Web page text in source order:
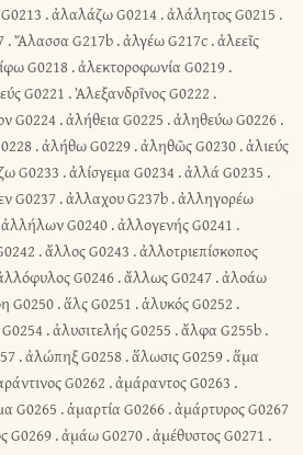
.ἀλαλάζω G0214 .ἀλάλητος G0215 .
.Ἄλασσα G217b.ἀλγέω G217c.ἀλεεῖς
G0218.ἀλεκτοροφωνία G0219.
G0221 .Ἀλεξανδρῖνος G0222 .
G0224 .ἀλήθεια G0225 .ἀληθεύω G0226.
.ἀλήθω G0229.ἀληθῶς G0230.ἁλιεύς
G0233 .ἀλίσγεμα G0234 .ἀλλά G0235 .
G0237.ἀλλαχου G237b.ἀλληγορέω
ἀλλήλων G0240.ἀλλογενής G0241 .
.ἄλλος G0243 .ἀλλοτριεπίσκοπος
G0246.ἄλλως G0247.ἀλοάω
G0250.ἅλς G0251 .ἁλυκός G0252 .
.ἀλυσιτελής G0255 .ἄλφα G255b.
.ἀλώπηξ G0258.ἅλωσις G0259.ἅμα
G0262 .ἀμάραντος G0263 .
G0265 .ἁμαρτία G0266.ἀμάρτυρος G0267
G0269.ἀμάω G0270.ἀμέθυστος G0271 .